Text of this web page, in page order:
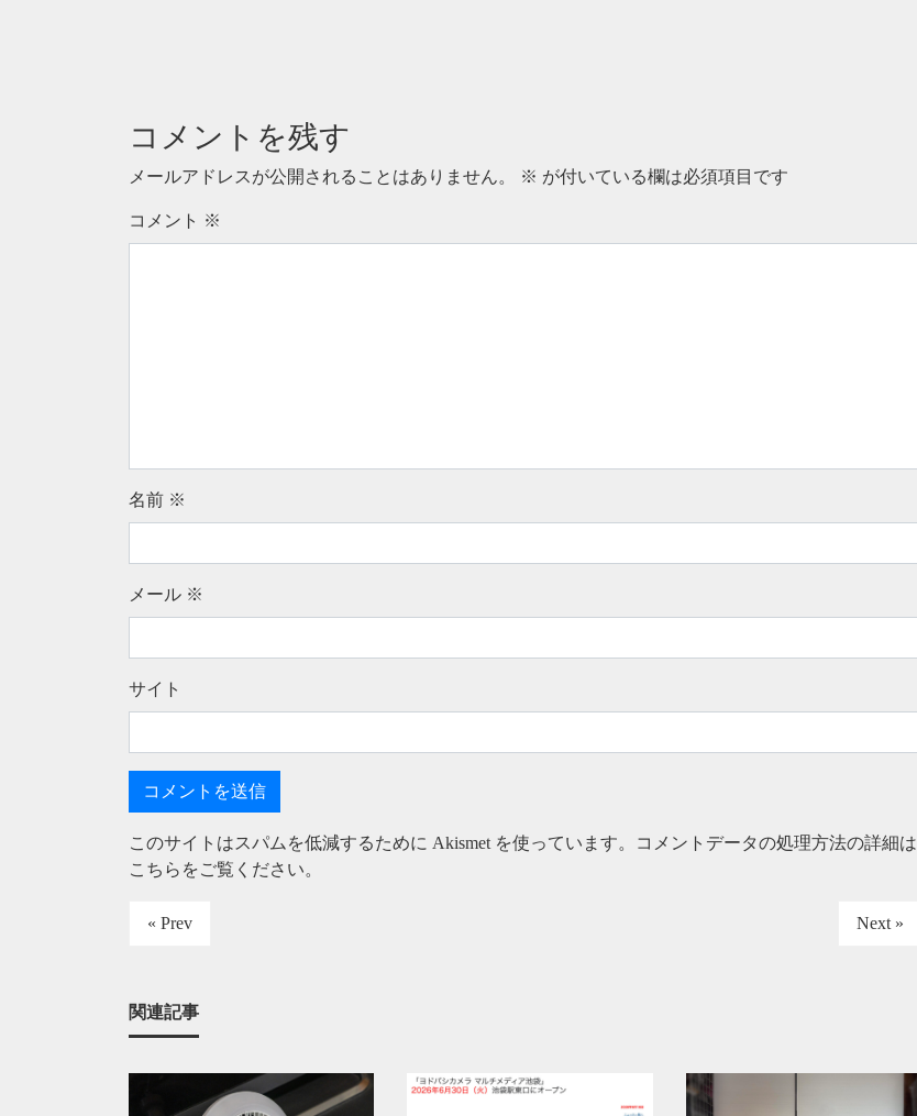
コメントを残す
メールアドレスが公開されることはありません。 ※ が付いている欄は必須項目です
コメント ※
名前 ※
メール ※
サイト
このサイトはスパムを低減するために Akismet を使っています。
コメントデータの処理方法の詳細は
こちらをご覧ください。
« Prev Next »
関連記事